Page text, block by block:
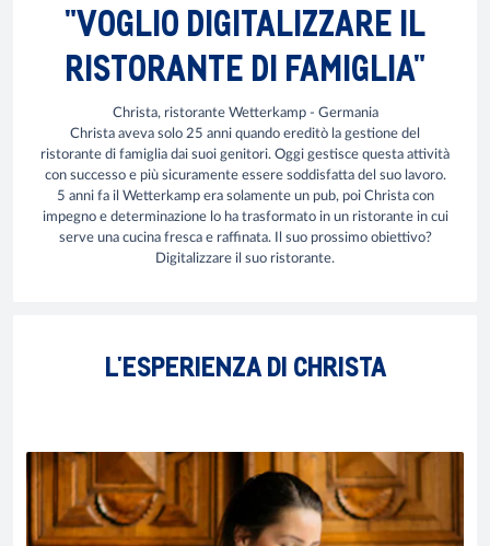
"VOGLIO DIGITALIZZARE IL
RISTORANTE DI FAMIGLIA"
Christa, ristorante Wetterkamp - Germania
Christa aveva solo 25 anni quando ereditò la gestione del
ristorante di famiglia dai suoi genitori. Oggi gestisce questa attività
con successo e più sicuramente essere soddisfatta del suo lavoro.
5 anni fa il Wetterkamp era solamente un pub, poi Christa con
impegno e determinazione lo ha trasformato in un ristorante in cui
serve una cucina fresca e raffinata. Il suo prossimo obiettivo?
Digitalizzare il suo ristorante.
L'ESPERIENZA DI CHRISTA